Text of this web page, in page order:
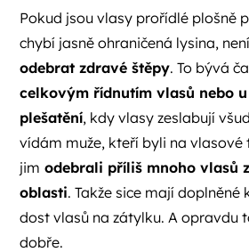
Pokud jsou vlasy prořídlé plošně
chybí jasně ohraničená lysina,
odebrat zdravé štěpy. To bývá
celkovým řídnutím vlasů nebo
plešatění, kdy vlasy zeslabují
vídám muže, kteří byli na
jim odebrali příliš mnoho vlasů
oblasti. Takže sice mají doplněné
dost vlasů na zátylku. A opravdu
dobře.